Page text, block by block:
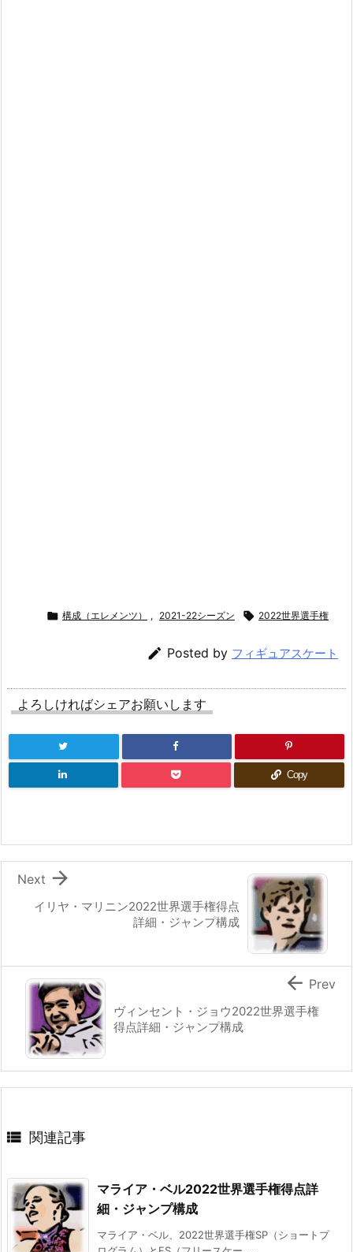
 構成（エレメンツ） , 2021-22シーズン  2022世界選手権
 Posted by フィギュアスケート
よろしければシェアお願いします
Copy
イリヤ・マリニン2022世界選手権得点
詳細・ジャンプ構成

Next
ヴィンセント・ジョウ2022世界選手権
得点詳細・ジャンプ構成
 Prev
 関連記事
マライア・ベル2022世界選手権得点詳
細・ジャンプ構成
マライア・ベル、2022世界選手権SP（ショートプ